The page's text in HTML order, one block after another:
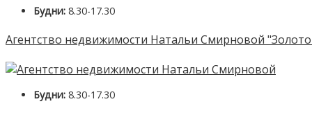
Будни: 8.30-17.30
Агентство недвижимости Натальи Смирновой
Будни: 8.30-17.30